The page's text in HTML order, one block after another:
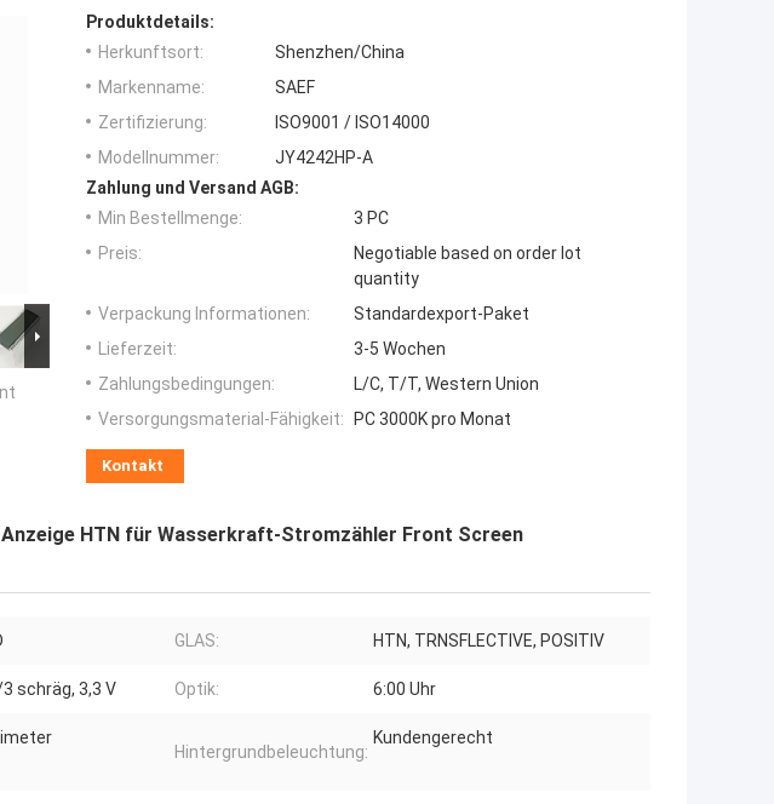
Produktdetails:
Herkunftsort:
Shenzhen/China
Markenname:
SAEF
Zertifizierung:
ISO9001 / ISO14000
Modellnummer:
JY4242HP-A
Zahlung und Versand AGB:
Min Bestellmenge:
3 PC
Preis:
Negotiable based on order lot
quantity
Verpackung Informationen:
Standardexport-Paket
Lieferzeit:
3-5 Wochen
Zahlungsbedingungen:
L/C, T/T, Western Union
Versorgungsmaterial-Fähigkeit:
PC 3000K pro Monat
Kontakt
HTN für Wasserkraft-Stromzähler Front Screen
GLAS: HTN, TRNSFLECTIVE, POSITIV
schräg, 3,3 V Optik: 6:00 Uhr
Hintergrundbeleuchtung:
Kundengerecht